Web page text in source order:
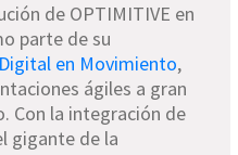
de OPTIMITIVE en
parte de su
en Movimiento,
ágiles a gran
Con la integración de
gigante de la